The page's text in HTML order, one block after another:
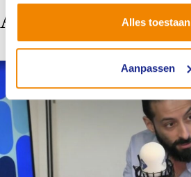
Alles toestaan
Aanpassen
Anderen bekeken ook
Bekijk alles